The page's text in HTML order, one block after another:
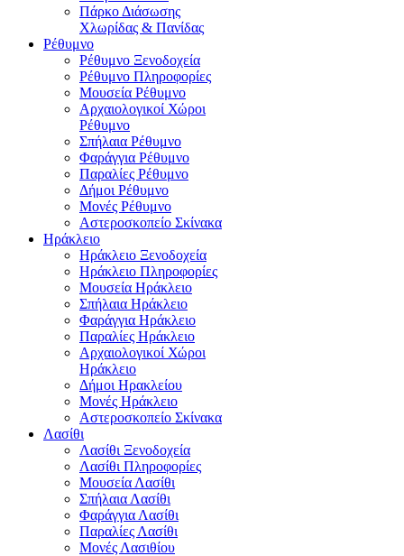
Πάρκο Διάσωσης
Χλωρίδας & Πανίδας
Ρέθυμνο
Ρέθυμνο Ξενοδοχεία
Ρέθυμνο Πληροφορίες
Μουσεία Ρέθυμνο
Αρχαιολογικοί Χώροι
Ρέθυμνο
Σπήλαια Ρέθυμνο
Φαράγγια Ρέθυμνο
Παραλίες Ρέθυμνο
Δήμοι Ρέθυμνο
Μονές Ρέθυμνο
Αστεροσκοπείο Σκίνακα
Ηράκλειο
Ηράκλειο Ξενοδοχεία
Ηράκλειο Πληροφορίες
Μουσεία Ηράκλειο
Σπήλαια Ηράκλειο
Φαράγγια Ηράκλειο
Παραλίες Ηράκλειο
Αρχαιολογικοί Χώροι
Ηράκλειο
Δήμοι Ηρακλείου
Μονές Ηράκλειο
Αστεροσκοπείο Σκίνακα
Λασίθι
Λασίθι Ξενοδοχεία
Λασίθι Πληροφορίες
Μουσεία Λασίθι
Σπήλαια Λασίθι
Φαράγγια Λασίθι
Παραλίες Λασίθι
Μονές Λασιθίου